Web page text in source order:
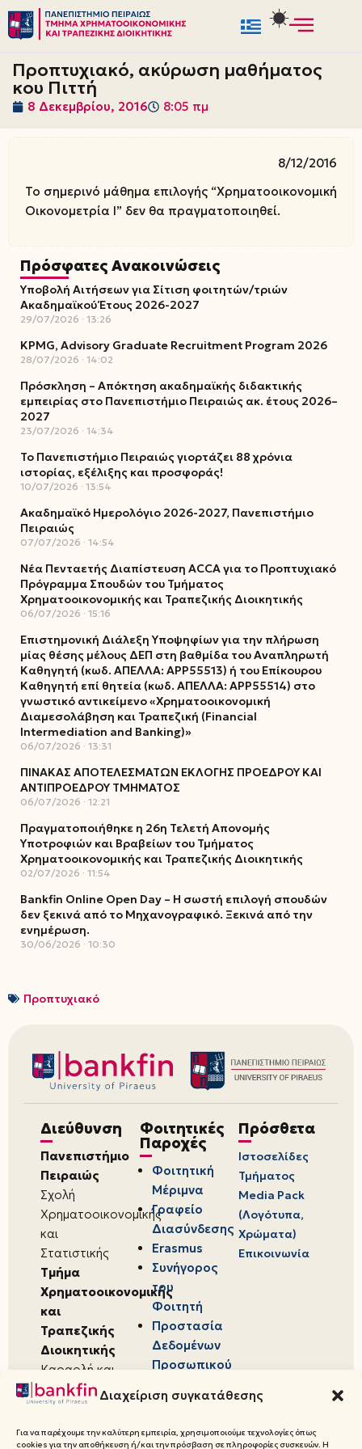
Διαχείριση συγκατάθεσης
Για να παρέχουμε την καλύτερη εμπειρία, χρησιμοποιούμε τεχνολογίες όπως
cookies για την αποθήκευση ή/και την πρόσβαση σε πληροφορίες συσκευών. Η
Μεταπηδήστε
στο
περιεχόμενο
Προπτυχιακό, ακύρωση μαθήματος
κου Πιττή
8 Δεκεμβρίου, 2016 8:05 πμ
8/12/2016
Το σημερινό μάθημα επιλογής “Χρηματοοικονομική
Οικονομετρία Ι” δεν θα πραγματοποιηθεί.
Πρόσφατες Ανακοινώσεις
Υποβολή Αιτήσεων για Σίτιση φοιτητών/τριών
Ακαδημαϊκού Έτους 2026-2027
29/07/2026 13:26
KPMG, Advisory Graduate Recruitment Program 2026
28/07/2026 14:02
Πρόσκληση – Απόκτηση ακαδημαϊκής διδακτικής
εμπειρίας στο Πανεπιστήμιο Πειραιώς ακ. έτους 2026–
2027
23/07/2026 14:34
Το Πανεπιστήμιο Πειραιώς γιορτάζει 88 χρόνια
ιστορίας, εξέλιξης και προσφοράς!
10/07/2026 13:54
Ακαδημαϊκό Ημερολόγιο 2026-2027, Πανεπιστήμιο
Πειραιώς
07/07/2026 14:54
Νέα Πενταετής Διαπίστευση ACCA για το Προπτυχιακό
Πρόγραμμα Σπουδών του Τμήματος
Χρηματοοικονομικής και Τραπεζικής Διοικητικής
06/07/2026 15:16
Επιστημονική Διάλεξη Υποψηφίων για την πλήρωση
μίας θέσης μέλους ΔΕΠ στη βαθμίδα του Αναπληρωτή
Καθηγητή (κωδ. ΑΠΕΛΛΑ: ΑΡΡ55513) ή του Επίκουρου
Καθηγητή επί θητεία (κωδ. ΑΠΕΛΛΑ: ΑΡΡ55514) στο
γνωστικό αντικείμενο «Χρηματοοικονομική
Διαμεσολάβηση και Τραπεζική (Financial
Intermediation and Banking)»
06/07/2026 13:31
ΠΙΝΑΚΑΣ ΑΠΟΤΕΛΕΣΜΑΤΩΝ ΕΚΛΟΓΗΣ ΠΡΟΕΔΡΟΥ ΚΑΙ
ΑΝΤΙΠΡΟΕΔΡΟΥ ΤΜΗΜΑΤΟΣ
06/07/2026 12:21
Πραγματοποιήθηκε η 26η Τελετή Απονομής
Υποτροφιών και Βραβείων του Τμήματος
Χρηματοοικονομικής και Τραπεζικής Διοικητικής
02/07/2026 11:54
Bankfin Online Open Day – Η σωστή επιλογή σπουδών
δεν ξεκινά από το Μηχανογραφικό. Ξεκινά από την
ενημέρωση.
30/06/2026 10:30
Προπτυχιακό
Διεύθυνση
Πανεπιστήμιο
Πειραιώς
Σχολή
Χρηματοοικονομικής
και
Στατιστικής
Τμήμα
Χρηματοοικονομικής
και
Τραπεζικής
Διοικητικής
Καραολή και
Δημητρίου 80,
18534,
Πειραιάς
Φοιτητικές
Παροχές
Φοιτητική
Μέριμνα
Γραφείο
Διασύνδεσης
Erasmus
Συνήγορος
του
Φοιτητή
Προστασία
Δεδομένων
Προσωπικού
Πρόσθετα
Ιστοσελίδες
Τμήματος
Media Pack
(Λογότυπα,
Χρώματα)
Επικοινωνία